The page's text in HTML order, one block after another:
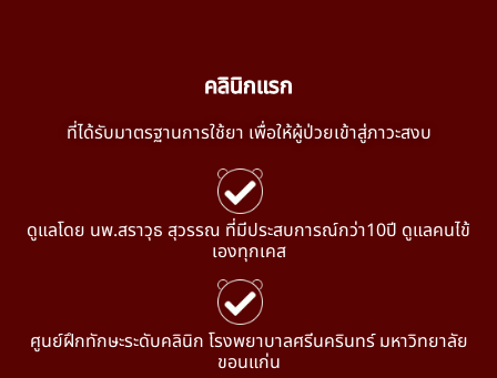
คลินิกแรก
ที่ได้รับมาตรฐานการใช้ยา เพื่อให้ผู้ป่วยเข้าสู่ภาวะสงบ
ดูแลโดย นพ.สราวุธ สุวรรณ ที่มีประสบการณ์กว่า10ปี ดูแลคนไข้
เองทุกเคส
ศูนย์ฝึกทักษะระดับคลินิก โรงพยาบาลศรีนครินทร์ มหาวิทยาลัย
ขอนแก่น